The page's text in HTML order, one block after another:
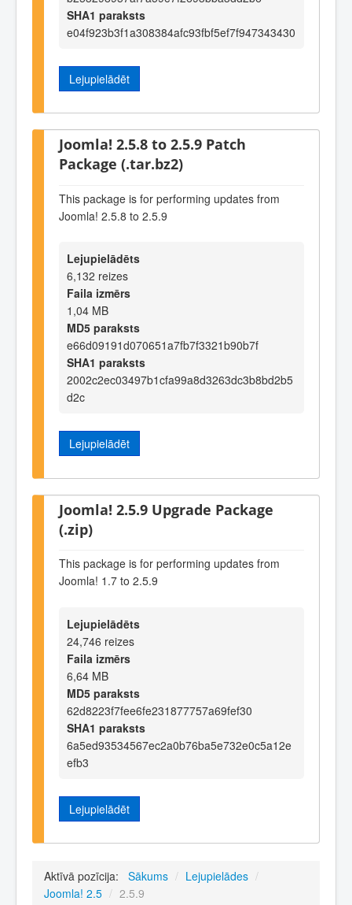
SHA1 paraksts
e04f923b3f1a308384afc93fbf5ef7f947343430
Lejupielādēt
Joomla! 2.5.8 to 2.5.9 Patch
Package (.tar.bz2)
This package is for performing updates from
Joomla! 2.5.8 to 2.5.9
Lejupielādēts
6,132 reizes
Faila izmērs
1,04 MB
MD5 paraksts
e66d09191d070651a7fb7f3321b90b7f
SHA1 paraksts
2002c2ec03497b1cfa99a8d3263dc3b8bd2b5
d2c
Lejupielādēt
Joomla! 2.5.9 Upgrade Package
(.zip)
This package is for performing updates from
Joomla! 1.7 to 2.5.9
Lejupielādēts
24,746 reizes
Faila izmērs
6,64 MB
MD5 paraksts
62d8223f7fee6fe231877757a69fef30
SHA1 paraksts
6a5ed93534567ec2a0b76ba5e732e0c5a12e
efb3
Lejupielādēt
Aktīvā pozīcija: Sākums / Lejupielādes /
Joomla! 2.5 / 2.5.9